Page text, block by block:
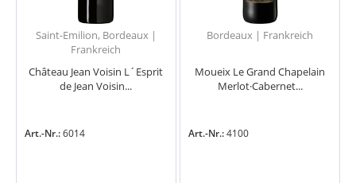
Saint-Emilion, Bordeaux |
Frankreich
Château Jean Voisin L´Esprit
de Jean Voisin...
Art.-Nr.:6014
Bordeaux | Frankreich
Moueix Le Grand Chapelain
Merlot·Cabernet...
Art.-Nr.:4100